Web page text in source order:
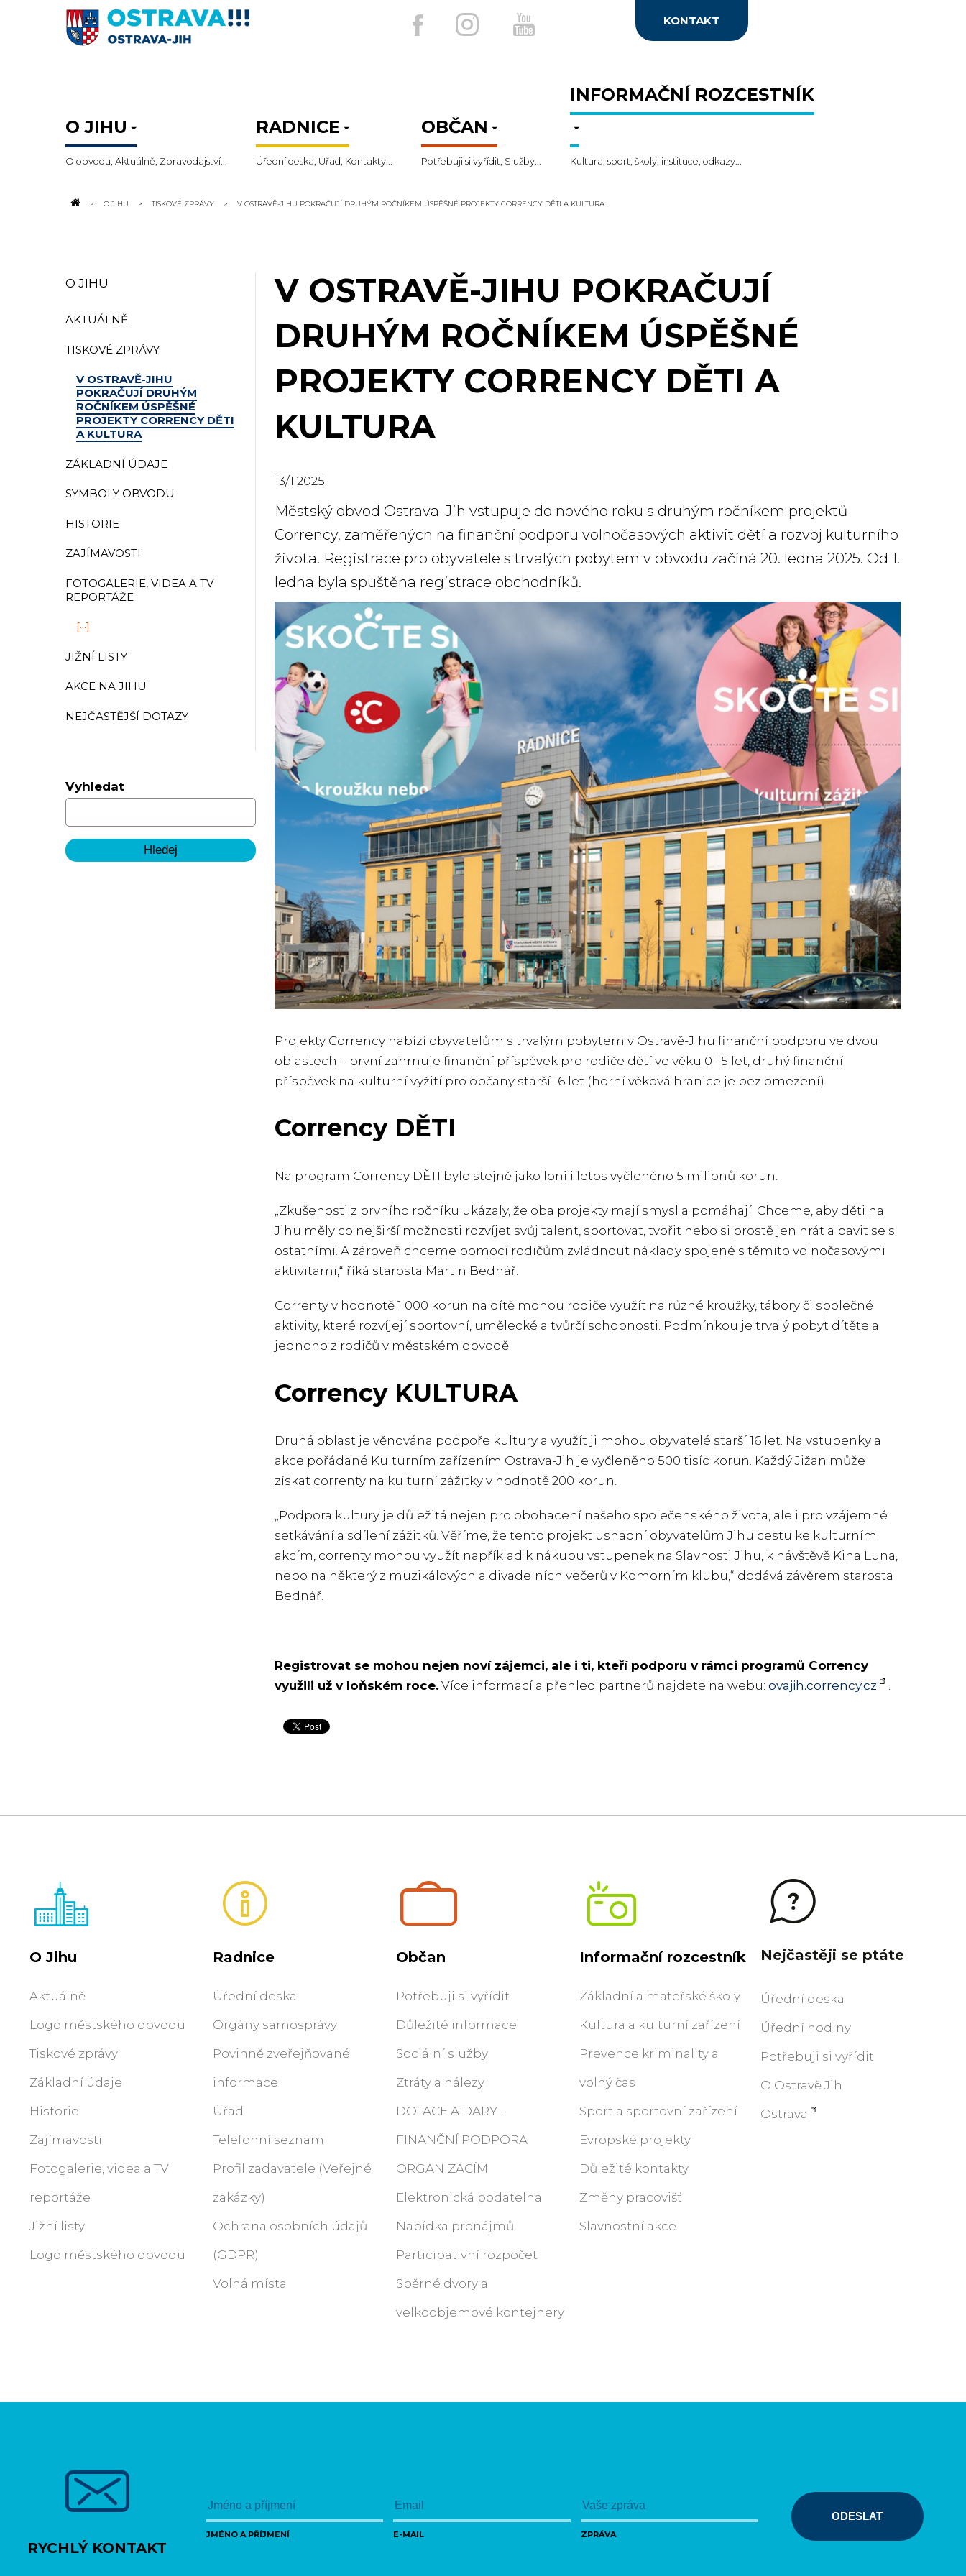
KONTAKT
O JIHU
O obvodu, Aktuálně, Zpravodajství...
RADNICE
Úřední deska, Úřad, Kontakty...
OBČAN
Potřebuji si vyřídit, Služby...
INFORMAČNÍ ROZCESTNÍK
Kultura, sport, školy, instituce, odkazy...
O JIHU TISKOVÉ ZPRÁVY V OSTRAVĚ-JIHU POKRAČUJÍ DRUHÝM ROČNÍKEM ÚSPĚŠNÉ PROJEKTY CORRENCY DĚTI A KULTURA
O JIHU
AKTUÁLNĚ
TISKOVÉ ZPRÁVY
V OSTRAVĚ-JIHU
POKRAČUJÍ DRUHÝM
ROČNÍKEM ÚSPĚŠNÉ
PROJEKTY CORRENCY DĚTI
A KULTURA
ZÁKLADNÍ ÚDAJE
SYMBOLY OBVODU
HISTORIE
ZAJÍMAVOSTI
FOTOGALERIE, VIDEA A TV
REPORTÁŽE
[···]
JIŽNÍ LISTY
AKCE NA JIHU
NEJČASTĚJŠÍ DOTAZY
Vyhledat
V OSTRAVĚ-JIHU POKRAČUJÍ
DRUHÝM ROČNÍKEM ÚSPĚŠNÉ
PROJEKTY CORRENCY DĚTI A
KULTURA
13/1 2025
Městský obvod Ostrava-Jih vstupuje do nového roku s druhým ročníkem projektů
Corrency, zaměřených na finanční podporu volnočasových aktivit dětí a rozvoj kulturního
života. Registrace pro obyvatele s trvalých pobytem v obvodu začíná 20. ledna 2025. Od 1.
ledna byla spuštěna registrace obchodníků.
Projekty Corrency nabízí obyvatelům s trvalým pobytem v Ostravě-Jihu finanční podporu ve dvou
oblastech – první zahrnuje finanční příspěvek pro rodiče dětí ve věku 0-15 let, druhý finanční
příspěvek na kulturní vyžití pro občany starší 16 let (horní věková hranice je bez omezení).
Corrency DĚTI
Na program Corrency DĚTI bylo stejně jako loni i letos vyčleněno 5 milionů korun.
„Zkušenosti z prvního ročníku ukázaly, že oba projekty mají smysl a pomáhají. Chceme, aby děti na
Jihu měly co nejširší možnosti rozvíjet svůj talent, sportovat, tvořit nebo si prostě jen hrát a bavit se s
ostatními. A zároveň chceme pomoci rodičům zvládnout náklady spojené s těmito volnočasovými
aktivitami,“ říká starosta Martin Bednář.
Correnty v hodnotě 1 000 korun na dítě mohou rodiče využít na různé kroužky, tábory či společné
aktivity, které rozvíjejí sportovní, umělecké a tvůrčí schopnosti. Podmínkou je trvalý pobyt dítěte a
jednoho z rodičů v městském obvodě.
Corrency KULTURA
Druhá oblast je věnována podpoře kultury a využít ji mohou obyvatelé starší 16 let. Na vstupenky a
akce pořádané Kulturním zařízením Ostrava-Jih je vyčleněno 500 tisíc korun. Každý Jižan může
získat correnty na kulturní zážitky v hodnotě 200 korun.
„Podpora kultury je důležitá nejen pro obohacení našeho společenského života, ale i pro vzájemné
setkávání a sdílení zážitků. Věříme, že tento projekt usnadní obyvatelům Jihu cestu ke kulturním
akcím, correnty mohou využít například k nákupu vstupenek na Slavnosti Jihu, k návštěvě Kina Luna,
nebo na některý z muzikálových a divadelních večerů v Komorním klubu,“ dodává závěrem starosta
Bednář.
Registrovat se mohou nejen noví zájemci, ale i ti, kteří podporu v rámci programů Corrency
využili už v loňském roce.Více informací a přehled partnerů najdete na webu: ovajih.corrency.cz .
O Jihu
Aktuálně
Logo městského obvodu
Tiskové zprávy
Základní údaje
Historie
Zajímavosti
Fotogalerie, videa a TV
reportáže
Jižní listy
Logo městského obvodu
Radnice
Úřední deska
Orgány samosprávy
Povinně zveřejňované
informace
Úřad
Telefonní seznam
Profil zadavatele (Veřejné
zakázky)
Ochrana osobních údajů
(GDPR)
Volná místa
Občan
Potřebuji si vyřídit
Důležité informace
Sociální služby
Ztráty a nálezy
DOTACE A DARY -
FINANČNÍ PODPORA
ORGANIZACÍM
Elektronická podatelna
Nabídka pronájmů
Participativní rozpočet
Sběrné dvory a
velkoobjemové kontejnery
Informační rozcestník
Základní a mateřské školy
Kultura a kulturní zařízení
Prevence kriminality a
volný čas
Sport a sportovní zařízení
Evropské projekty
Důležité kontakty
Změny pracovišť
Slavnostní akce
Nejčastěji se ptáte
Úřední deska
Úřední hodiny
Potřebuji si vyřídit
O Ostravě Jih
Ostrava
RYCHLÝ KONTAKT
JMÉNO A PŘÍJMENÍ E-MAIL ZPRÁVA
ODESLAT